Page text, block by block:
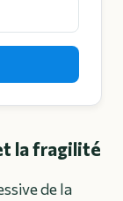
la fragilité
de la